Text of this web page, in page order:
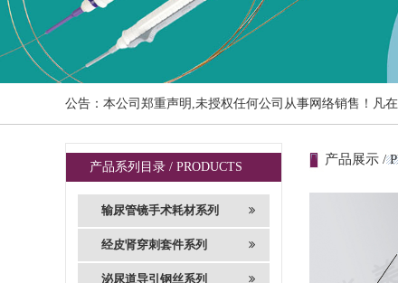
公告：本公司郑重声明,未授权任何公司从事网络销售！凡
产品系列目录 / PRODUCTS
输尿管镜手术耗材系列
经皮肾穿刺套件系列
泌尿道导引钢丝系列
产品展示 /